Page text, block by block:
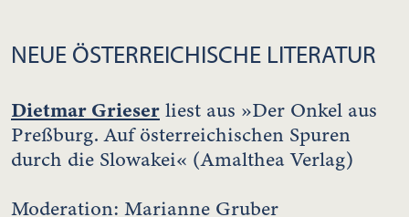
NEUE ÖSTERREICHISCHE LITERATUR
Dietmar Grieser liest aus »Der Onkel aus
Preßburg. Auf österreichischen Spuren
durch die Slowakei« (Amalthea Verlag)
Moderation: Marianne Gruber